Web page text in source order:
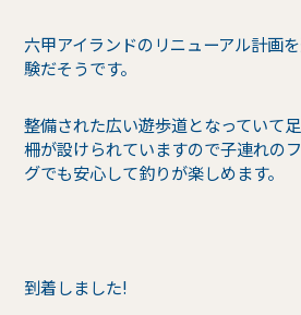
六甲アイランドのリニューアル計画
験だそうです。
整備された広い遊歩道となっていて
柵が設けられていますので子連れの
グでも安心して釣りが楽しめます。
到着しました!